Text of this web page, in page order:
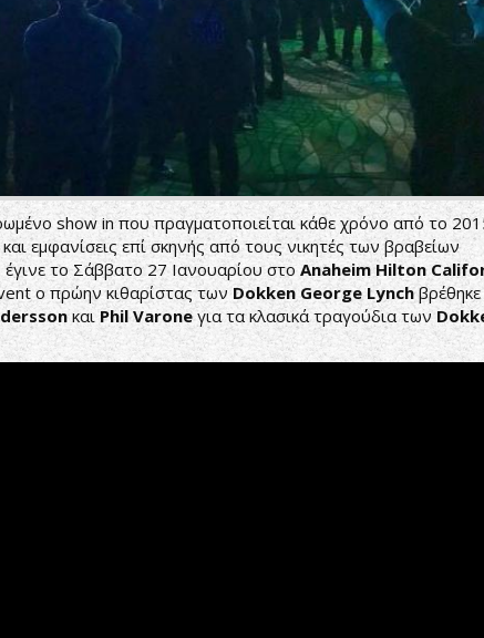
show in που πραγματοποιείται κάθε χρόνο από το
εμφανίσεις επί σκηνής από τους νικητές των βραβείων
έγινε το Σάββατο 27 Ιανουαρίου στο AnaheimHilton
ο πρώην κιθαρίστας τωνDokken George Lynchβρέθηκε
και PhilVaroneγια τα κλασικά τραγούδια των